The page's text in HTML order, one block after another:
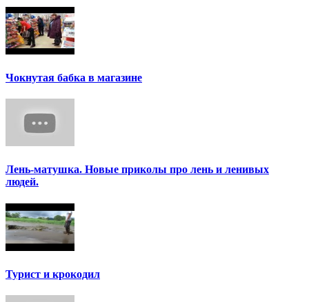
Чокнутая бабка в магазине
Лень-матушка. Новые приколы про лень и ленивых
людей.
Турист и крокодил